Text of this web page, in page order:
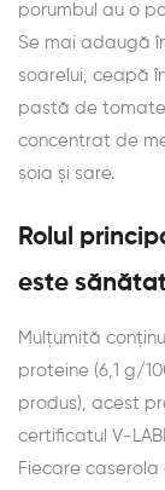
porumbul au o
Se mai adaugă
soarelui, ceapă
pastă de
concentrat de
soia și sare.
Rolul
este
Mulțumită
proteine (6,1 g/
produs), acest
certificatul V-
Fiecare